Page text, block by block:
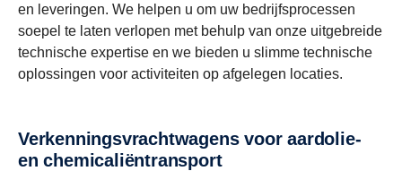
en leveringen. We helpen u om uw bedrijfsprocessen
soepel te laten verlopen met behulp van onze uitgebreide
technische expertise en we bieden u slimme technische
oplossingen voor activiteiten op afgelegen locaties.
Verkenningsvrachtwagens voor aardolie-
en chemicaliëntransport